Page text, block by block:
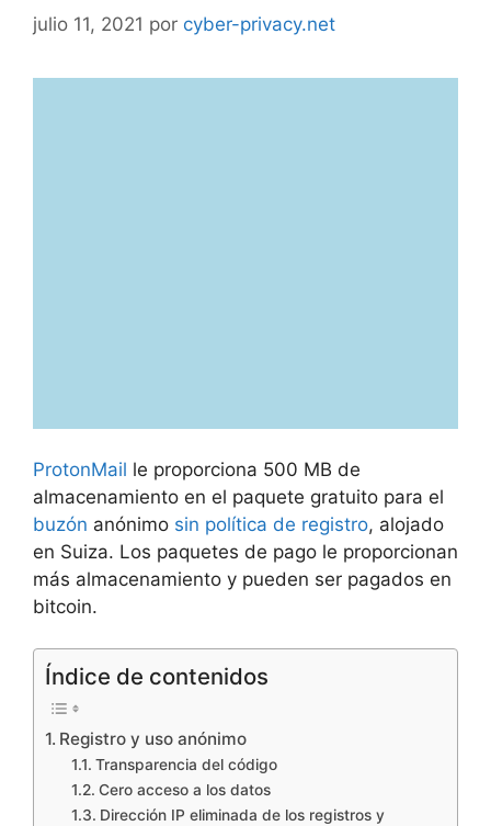
julio 11, 2021 por cyber-privacy.net
ProtonMail le proporciona 500 MB de
almacenamiento en el paquete gratuito para el
buzón anónimo sin política de registro, alojado
en Suiza. Los paquetes de pago le proporcionan
más almacenamiento y pueden ser pagados en
bitcoin.
Índice de contenidos
Registro y uso anónimo
Transparencia del código
Cero acceso a los datos
Dirección IP eliminada de los registros y